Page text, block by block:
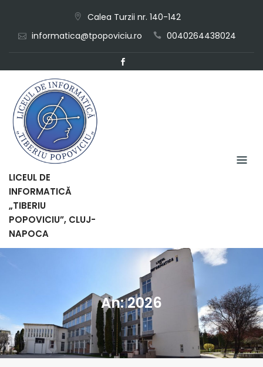
content
Calea Turzii nr. 140-142
informatica@tpopoviciu.ro
0040264438024
LICEUL DE
INFORMATICĂ
„TIBERIU
POPOVICIU”, CLUJ-
NAPOCA
An:2026